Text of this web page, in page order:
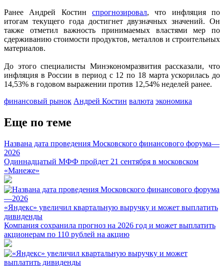
Ранее Андрей Костин спрогнозировал, что инфляция по
итогам текущего года достигнет двузначных значений. Он
также отметил важность принимаемых властями мер по
сдерживанию стоимости продуктов, металлов и строительных
материалов.
До этого специалисты Минэкономразвития рассказали, что
инфляция в России в период с 12 по 18 марта ускорилась до
14,53% в годовом выражении против 12,54% неделей ранее.
финансовый рынок Андрей Костин валюта экономика
Еще по теме
Названа дата проведения Московского финансового форума—
2026
Одиннадцатый МФФ пройдет 21 сентября в московском
«Манеже»
«Яндекс» увеличил квартальную выручку и может выплатить
дивиденды
Компания сохранила прогноз на 2026 год и может выплатить
акционерам по 110 рублей на акцию